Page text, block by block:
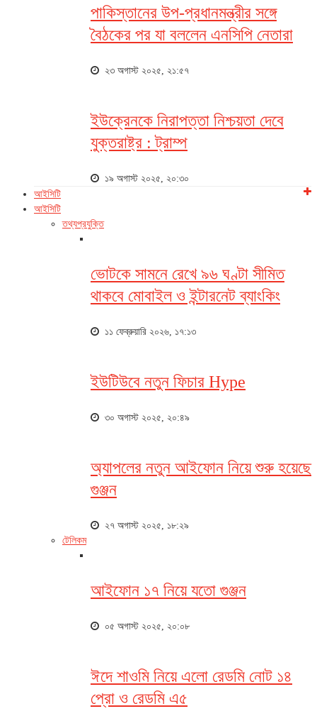
পাকিস্তানের উপ-প্রধানমন্ত্রীর সঙ্গে
বৈঠকের পর যা বললেন এনসিপি নেতারা
২৩ অগাস্ট ২০২৫, ২১:৫৭
ইউক্রেনকে নিরাপত্তা নিশ্চয়তা দেবে
যুক্তরাষ্ট্র : ট্রাম্প
১৯ অগাস্ট ২০২৫, ২০:৩০
আইসিটি
আইসিটি
তথ্যপ্রযুক্তি
ভোটকে সামনে রেখে ৯৬ ঘণ্টা সীমিত
থাকবে মোবাইল ও ইন্টারনেট ব্যাংকিং
১১ ফেব্রুয়ারি ২০২৬, ১৭:১৩
ইউটিউবে নতুন ফিচার Hype
৩০ অগাস্ট ২০২৫, ২০:৪৯
অ্যাপলের নতুন আইফোন নিয়ে শুরু হয়েছে
গুঞ্জন
২৭ অগাস্ট ২০২৫, ১৮:২৯
টেলিকম
আইফোন ১৭ নিয়ে যতো গুঞ্জন
০৫ অগাস্ট ২০২৫, ২০:০৮
ঈদে শাওমি নিয়ে এলো রেডমি নোট ১৪
প্রো ও রেডমি এ৫